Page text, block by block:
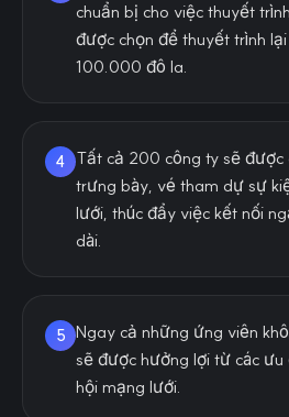
chuẩn bị cho việc thuyết
được chọn để thuyết trình
100.000 đô la.
4
Tất cả 200 công ty sẽ được
trưng bày, vé tham dự sự
lưới, thúc đẩy việc kết nối
dài.
5 Ngay cả những ứng viên
sẽ được hưởng lợi từ các ưu
hội mạng lưới.